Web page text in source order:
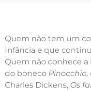
Quem não tem um
Infância e que
Quem não conhece a
do boneco Pinocchio,
Charles Dickens, Os